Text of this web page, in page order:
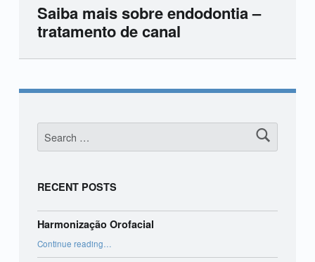
Saiba mais sobre endodontia –
tratamento de canal
Skip back to main navigation
Search for:
RECENT POSTS
Harmonização Orofacial
Continue reading…